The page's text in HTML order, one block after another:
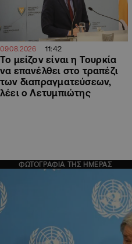
09.08.2026 11:42
Το μείζον είναι η Τουρκία
να επανέλθει στο τραπέζι
των διαπραγματεύσεων,
λέει ο Λετυμπιώτης
ΦΩΤΟΓΡΑΦΙΑ ΤΗΣ ΗΜΕΡΑΣ